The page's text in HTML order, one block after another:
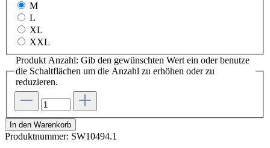
M
L
XL
XXL
Produkt Anzahl: Gib den gewünschten Wert ein oder benutze
die Schaltflächen um die Anzahl zu erhöhen oder zu
reduzieren.
In den Warenkorb
Produktnummer: SW10494.1